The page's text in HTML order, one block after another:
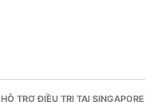
HỖ TRỢ ĐIỀU TRỊ TẠI SINGAPORE